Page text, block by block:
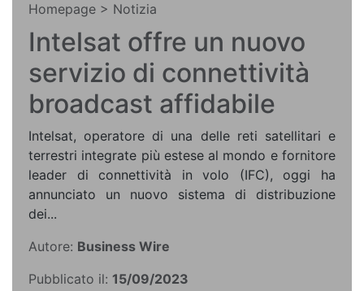
Homepage > Notizia
Intelsat offre un nuovo
servizio di connettività
broadcast affidabile
Intelsat, operatore di una delle reti satellitari e
terrestri integrate più estese al mondo e fornitore
leader di connettività in volo (IFC), oggi ha
annunciato un nuovo sistema di distribuzione
dei...
Autore: Business Wire
Pubblicato il: 15/09/2023